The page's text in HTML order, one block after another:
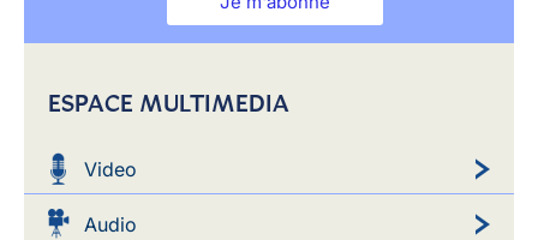
ESPACE MULTIMEDIA
Video
Audio